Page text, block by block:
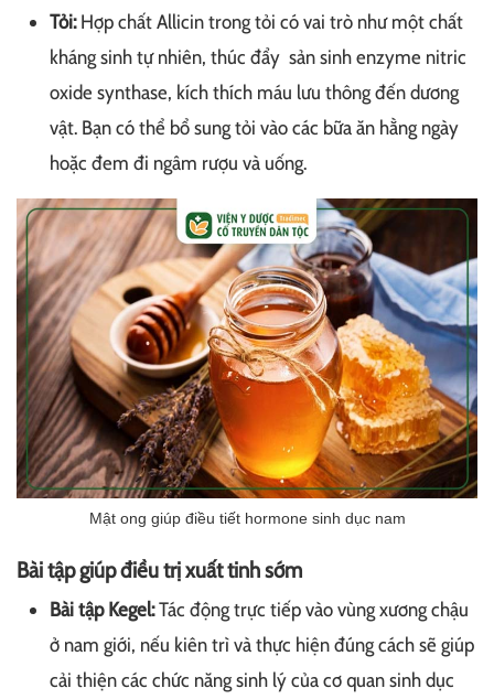
Tỏi:Hợp chất Allicin trong tỏi có vai trò như một chất
kháng sinh tự nhiên, thúc đẩy sản sinh enzyme nitric
oxide synthase, kích thích máu lưu thông đến dương
vật. Bạn có thể bổ sung tỏi vào các bữa ăn hằng ngày
hoặc đem đi ngâm rượu và uống.
Mật ong giúp điều tiết hormone sinh dục nam
Bài tập giúp điều trị xuất tinh sớm
Bài tập Kegel:Tác động trực tiếp vào vùng xương chậu
ở nam giới, nếu kiên trì và thực hiện đúng cách sẽ giúp
cải thiện các chức năng sinh lý của cơ quan sinh dục